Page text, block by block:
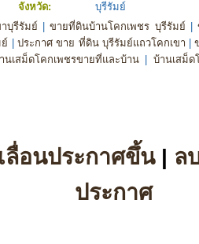
จังหวัด: บุรีรัมย์
บุรีรัมย์ |ขายที่ดินบ้านโคกเพชร บุรีรัมย์ |
ประกาศ ขาย ที่ดิน บุรีรัมย์แถวโคกเขา |
นเสม็ดโคกเพชรขายที่และบ้าน|บ้านเสม็ด
เลื่อนประกาศขึ้น| ล
ประกาศ